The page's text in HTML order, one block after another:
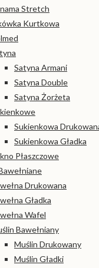
Stretch
Kurtkowa
Satyna Armani
Satyna Double
Satyna Żorżeta
Sukienkowa
Sukienkowa Gładka
Płaszczowe
Drukowana
Gładka
Wafel
Bawełniany
Muślin Drukowany
Muślin Gładki